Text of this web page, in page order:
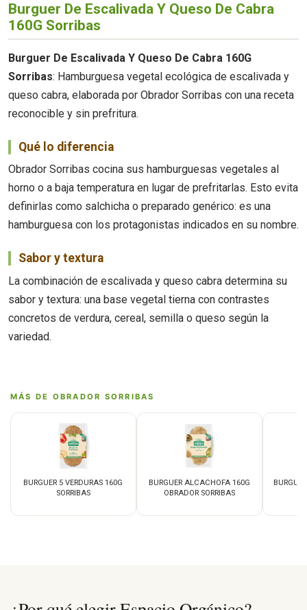
Burguer De Escalivada Y Queso De Cabra
160G Sorribas
Burguer De Escalivada Y Queso De Cabra 160G
Sorribas: Hamburguesa vegetal ecológica de escalivada y
queso cabra, elaborada por Obrador Sorribas con una receta
reconocible y sin prefritura.
Qué lo diferencia
Obrador Sorribas cocina sus hamburguesas vegetales al
horno o a baja temperatura en lugar de prefritarlas. Esto evita
definirlas como salchicha o preparado genérico: es una
hamburguesa con los protagonistas indicados en su nombre.
Sabor y textura
La combinación de escalivada y queso cabra determina su
sabor y textura: una base vegetal tierna con contrastes
concretos de verdura, cereal, semilla o queso según la
variedad.
MÁS DE OBRADOR SORRIBAS
BURGUER 5 VERDURAS 160G
SORRIBAS
BURGUER ALCACHOFA 160G
OBRADOR SORRIBAS